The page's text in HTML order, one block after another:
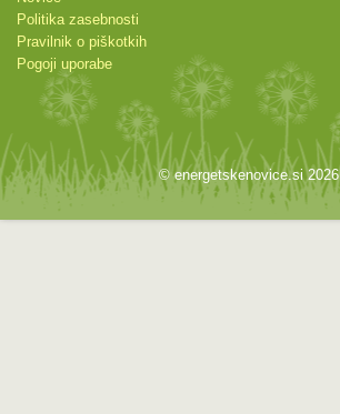
Politika zasebnosti
Pravilnik o piškotkih
Pogoji uporabe
© energetskenovice.si 2026